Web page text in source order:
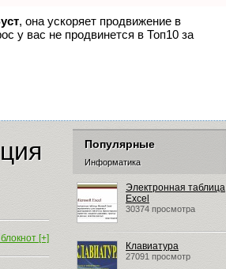
, она ускоряет продвижение в
у вас не продвинется в Топ10 за
[+]
Популярные
Информатика
Электронная таблица
Excel
30374 просмотра
Клавиатура
27091 просмотр